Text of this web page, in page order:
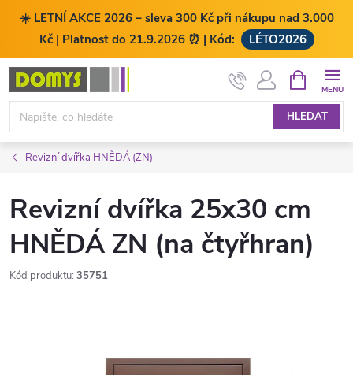
☀️ LETNÍ AKCE 2026 – sleva 300 Kč při nákupu nad 3.000
Kč | Platnost do 21.9.2026 ⏰ | Kód:
LÉTO2026
Přejít
obsah
HLEDAT
NÁKUPNÍ
KOŠÍK
Revizní dvířka HNĚDÁ (ZN)
Revizní dvířka 25x30 cm
HNĚDÁ ZN (na čtyřhran)
Kód produktu: 35751